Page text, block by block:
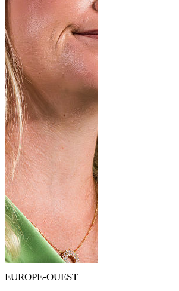
EUROPE-OUEST